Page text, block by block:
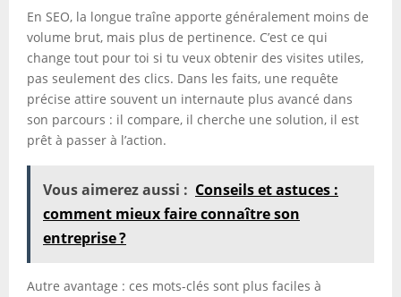
En SEO, la longue traîne apporte généralement moins de
volume brut, mais plus de pertinence. C’est ce qui
change tout pour toi si tu veux obtenir des visites utiles,
pas seulement des clics. Dans les faits, une requête
précise attire souvent un internaute plus avancé dans
son parcours : il compare, il cherche une solution, il est
prêt à passer à l’action.
Vous aimerez aussi : Conseils et astuces :
comment mieux faire connaître son
entreprise ?
Autre avantage : ces mots-clés sont plus faciles à